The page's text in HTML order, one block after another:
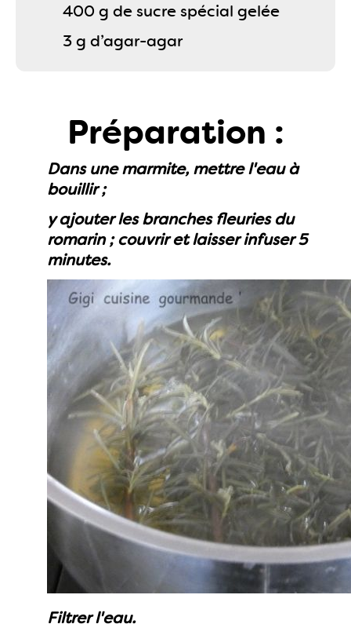
400 g de sucre spécial gelée
3 g d’agar-agar
Préparation :
Dans une marmite, mettre l'eau à
bouillir ;
y ajouter les branches fleuries du
romarin ; couvrir et laisser infuser 5
minutes.
Filtrer l'eau.